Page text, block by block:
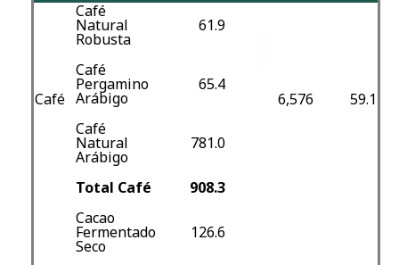
Café
Café
Natural
Robusta
61.9
6,576 59.1
Café
Pergamino
Arábigo
65.4
Café
Natural
Arábigo
781.0
Total Café 908.3
Cacao
Fermentado
Seco
126.6